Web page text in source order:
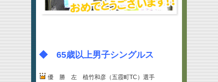
◆ 65歳以上男子シングルス
優 勝 左 植竹和彦（五霞町TC）選手